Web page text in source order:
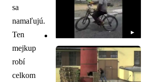
sa
namaľujú.
Ten
mejkup
robí
celkom
▶